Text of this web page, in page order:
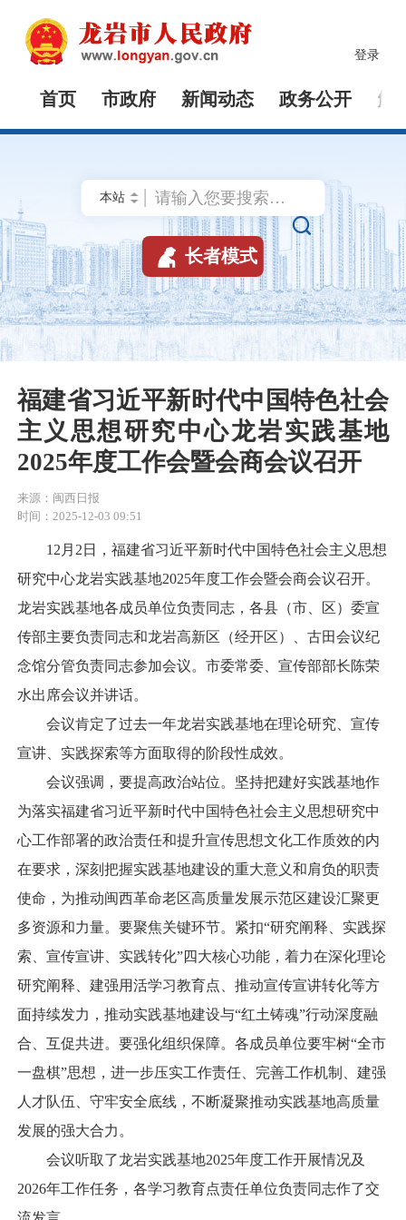
登录
首页 市政府 新闻动态 政务公开 解

 长者模式
福建省习近平新时代中国特色社会
主义思想研究中心龙岩实践基地
2025年度工作会暨会商会议召开
来源：闽西日报
时间：2025-12-03 09:51
12月2日，福建省习近平新时代中国特色社会主义思想
研究中心龙岩实践基地2025年度工作会暨会商会议召开。
龙岩实践基地各成员单位负责同志，各县（市、区）委宣
传部主要负责同志和龙岩高新区（经开区）、古田会议纪
念馆分管负责同志参加会议。市委常委、宣传部部长陈荣
水出席会议并讲话。
会议肯定了过去一年龙岩实践基地在理论研究、宣传
宣讲、实践探索等方面取得的阶段性成效。
会议强调，要提高政治站位。坚持把建好实践基地作
为落实福建省习近平新时代中国特色社会主义思想研究中
心工作部署的政治责任和提升宣传思想文化工作质效的内
在要求，深刻把握实践基地建设的重大意义和肩负的职责
使命，为推动闽西革命老区高质量发展示范区建设汇聚更
多资源和力量。要聚焦关键环节。紧扣“研究阐释、实践探
索、宣传宣讲、实践转化”四大核心功能，着力在深化理论
研究阐释、建强用活学习教育点、推动宣传宣讲转化等方
面持续发力，推动实践基地建设与“红土铸魂”行动深度融
合、互促共进。要强化组织保障。各成员单位要牢树“全市
一盘棋”思想，进一步压实工作责任、完善工作机制、建强
人才队伍、守牢安全底线，不断凝聚推动实践基地高质量
发展的强大合力。
会议听取了龙岩实践基地2025年度工作开展情况及
2026年工作任务，各学习教育点责任单位负责同志作了交